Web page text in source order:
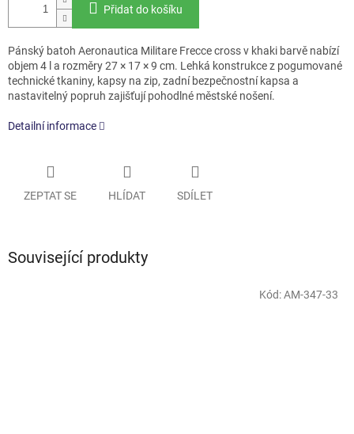
Přidat do košíku
Pánský batoh Aeronautica Militare Frecce cross v khaki barvě nabízí
objem 4 l a rozměry 27 × 17 × 9 cm. Lehká konstrukce z pogumované
technické tkaniny, kapsy na zip, zadní bezpečnostní kapsa a
nastavitelný popruh zajišťují pohodlné městské nošení.
Detailní informace
ZEPTAT SE HLÍDAT SDÍLET
Související produkty
Kód:AM-347-33